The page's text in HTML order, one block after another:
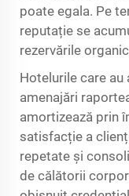
poate egala. Pe
reputație se
rezervările
Hotelurile care
amenajări
amortizează prin
satisfacție a
repetate și
de călătorii